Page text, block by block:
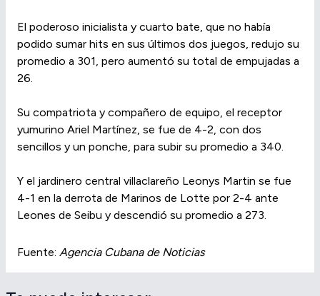
El poderoso inicialista y cuarto bate, que no había
podido sumar hits en sus últimos dos juegos, redujo su
promedio a 301, pero aumentó su total de empujadas a
26.
Su compatriota y compañero de equipo, el receptor
yumurino Ariel Martínez, se fue de 4-2, con dos
sencillos y un ponche, para subir su promedio a 340.
Y el jardinero central villaclareño Leonys Martin se fue
4-1 en la derrota de Marinos de Lotte por 2-4 ante
Leones de Seibu y descendió su promedio a 273.
Fuente: Agencia Cubana de Noticias